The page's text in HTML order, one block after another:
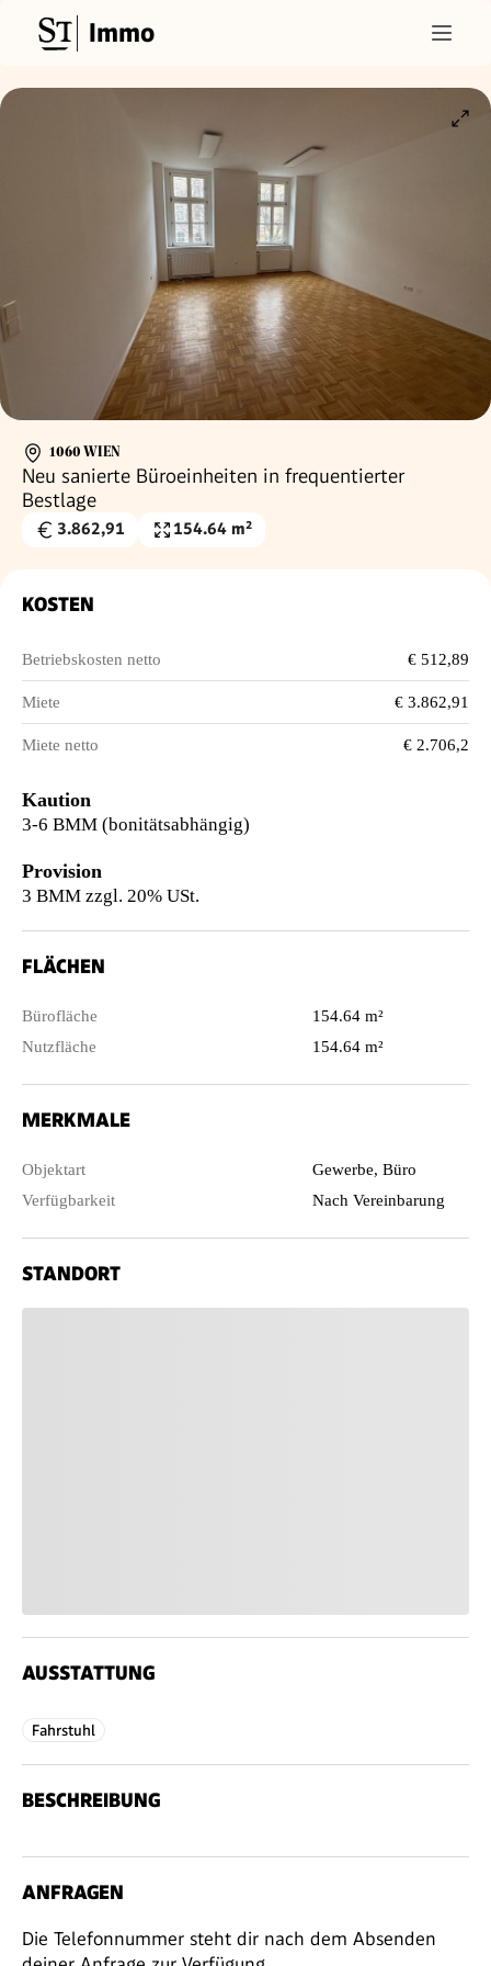
Immo
1060 WIEN
Neu sanierte Büroeinheiten in frequentierter
Bestlage
Gesamtmiete
3.862,91
Nutzfläche
154.64 m²
KOSTEN
Betriebskosten netto € 512,89
Miete € 3.862,91
Miete netto € 2.706,2
Kaution
3-6 BMM (bonitätsabhängig)
Provision
3 BMM zzgl. 20% USt.
FLÄCHEN
Bürofläche
154.64 m²
Nutzfläche
154.64 m²
MERKMALE
Objektart
Gewerbe, Büro
Verfügbarkeit
Nach Vereinbarung
STANDORT
AUSSTATTUNG
Fahrstuhl
BESCHREIBUNG
ANFRAGEN
Die Telefonnummer steht dir nach dem Absenden